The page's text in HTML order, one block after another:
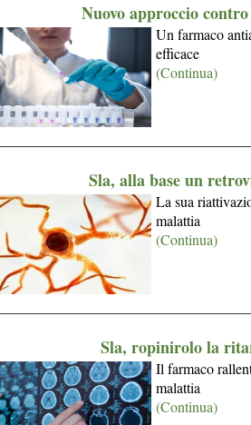
Nuovo approccio
Un farmaco
efficace
(Continua)
Sla, alla base un
La sua
malattia
(Continua)
Sla, ropinirolo la
Il farmaco
malattia
(Continua)